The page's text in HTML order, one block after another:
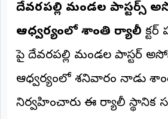
ప్రధాన
విభాగాలు
భక్తి
దేవరపల్లి మండల పాస్టర్స్
ఆధ్వర్యంలో శాంతి ర్యాలీ
పై దేవరపల్లి మండల పాస్టర్
ఆధ్వర్యంలో శనివారం నాడు
నిర్వహించారు ఈ ర్యాలీ స్థానిక